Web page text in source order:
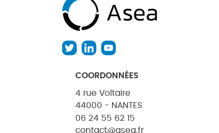
COORDONNÉES
4 rue Voltaire
44000 - NANTES
06 24 55 62 15
contact@asea.fr